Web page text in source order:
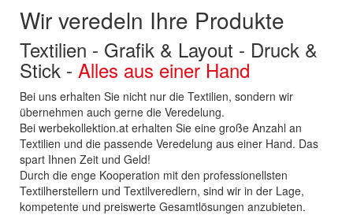
Wir veredeln Ihre Produkte
Textilien - Grafik & Layout - Druck &
Stick - Alles aus einer Hand
Bei uns erhalten Sie nicht nur die Textilien, sondern wir
übernehmen auch gerne die Veredelung.
Bei werbekollektion.at erhalten Sie eine große Anzahl an
Textilien und die passende Veredelung aus einer Hand. Das
spart Ihnen Zeit und Geld!
Durch die enge Kooperation mit den professionellsten
Textilherstellern und Textilveredlern, sind wir in der Lage,
kompetente und preiswerte Gesamtlösungen anzubieten.